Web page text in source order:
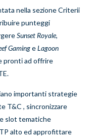
nella sezione Criterii
punteggi
Sunset Royale,
GamingeLagoon
prontі ad offrire
importanti strategie
T&C , sincronizzare
slot tematiche
alto ed approfittare